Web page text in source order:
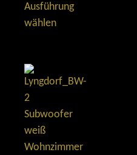
Ausführung
wählen